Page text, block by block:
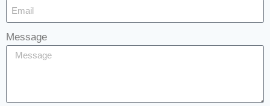
Message